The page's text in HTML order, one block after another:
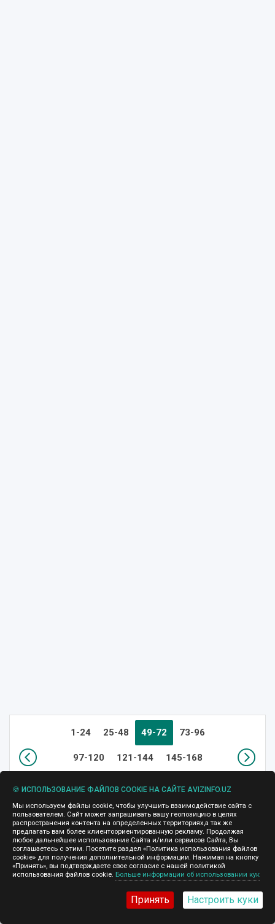
1-24 25-48 49-72 73-96
97-120 121-144 145-168
Ниже представлены бесплатные объявления в разделе
Ремонт, Узбекистан на доске объявленийAvizinfo
Узбекистан . Все объявления проверены нашими
администраторами. Чтобы сузить список объявлений
выберите интересующую вас категорию слева (сейчас
выбрана "Ремонт"). Для выбора другого города или
страны нажмите на ссылку "Сменить город" в левом
верхнем углу этой страницы (сейчас выбран
🍪 ИСПОЛЬЗОВАНИЕ ФАЙЛОВ COOKIE НА САЙТЕ AVIZINFO.UZ
Мы используем файлы cookie, чтобы улучшить взаимодействие сайта с
пользователем. Сайт может запрашивать вашу геопозицию в целях
распространения контента на определенных территориях,а так же
предлагать вам более клиентоориентированную рекламу. Продолжая
любое дальнейшее использование Сайта и/или сервисов Сайта, Вы
соглашаетесь с этим. Посетите раздел «Политика использования файлов
cookie» для получения дополнительной информации. Нажимая на кнопку
«Принять», вы подтверждаете свое согласие с нашей политикой
использования файлов cookie. Больше информации об использовании кук
Принять Настроить куки